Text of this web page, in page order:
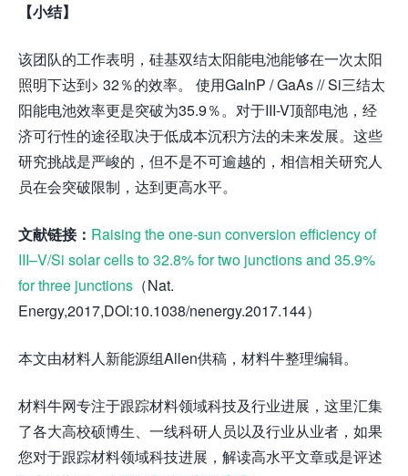
【小结】
该团队的工作表明，硅基双结太阳能电池能够在一次太阳
照明下达到> 32％的效率。 使用GaInP / GaAs // Si三结太
阳能电池效率更是突破为35.9％。对于III-V顶部电池，经
济可行性的途径取决于低成本沉积方法的未来发展。这些
研究挑战是严峻的，但不是不可逾越的，相信相关研究人
员在会突破限制，达到更高水平。
文献链接： Raising the one-sun conversion efficiency of
III–V/Si solar cells to 32.8% for two junctions and 35.9%
for three junctions （Nat.
Energy,2017,DOI:10.1038/nenergy.2017.144）
本文由材料人新能源组Allen供稿，材料牛整理编辑。
材料牛网专注于跟踪材料领域科技及行业进展，这里汇集
了各大高校硕博生、一线科研人员以及行业从业者，如果
您对于跟踪材料领域科技进展，解读高水平文章或是评述